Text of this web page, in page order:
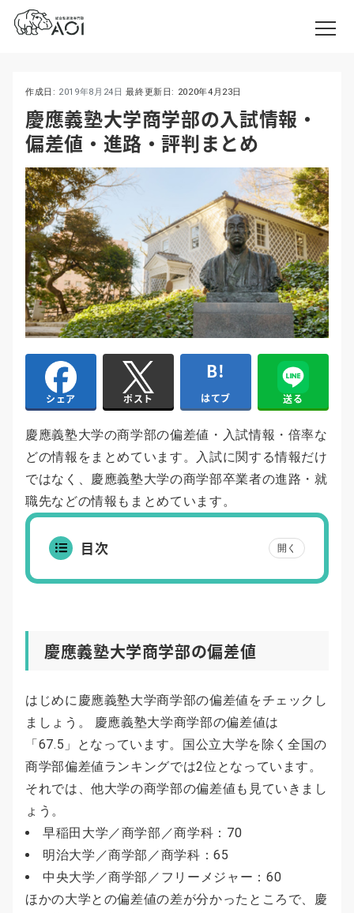
作成日: 2019年8月24日最終更新日: 2020年4月23日
慶應義塾大学商学部の入試情報・
偏差値・進路・評判まとめ
シェア ポスト はてブ 送る
慶應義塾大学の商学部の偏差値・入試情報・倍率な
どの情報をまとめています。入試に関する情報だけ
ではなく、慶應義塾大学の商学部卒業者の進路・就
職先などの情報もまとめています。
目次 開く
慶應義塾大学商学部の偏差値
はじめに慶應義塾大学商学部の偏差値をチェックし
ましょう。 慶應義塾大学商学部の偏差値は
「67.5」となっています。国公立大学を除く全国の
商学部偏差値ランキングでは2位となっています。
それでは、他大学の商学部の偏差値も見ていきまし
ょう。
早稲田大学／商学部／商学科：70
明治大学／商学部／商学科：65
中央大学／商学部／フリーメジャー：60
ほかの大学との偏差値の差が分かったところで、慶